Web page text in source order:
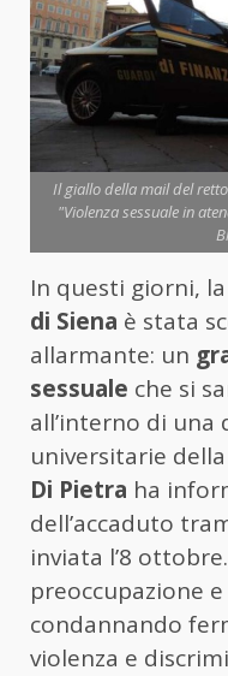
Il giallo della mail del
"Violenza sessuale in
In questi giorni, la
di Siena è stata
allarmante: un
sessuale che si
all’interno di una
universitarie
Di Pietra ha
dell’accaduto
inviata l’8
preoccupazione
condannando
violenza e